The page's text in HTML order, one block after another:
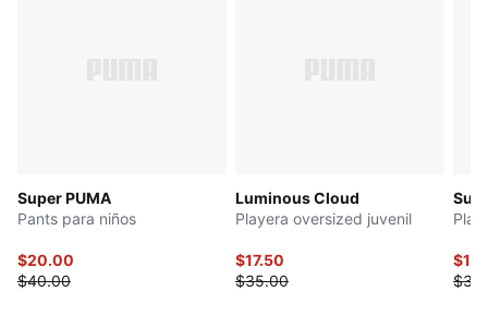
Super PUMA
Pants para niños
$20.00
$40.00
Luminous Cloud
Playera oversized juvenil
$17.50
$35.00